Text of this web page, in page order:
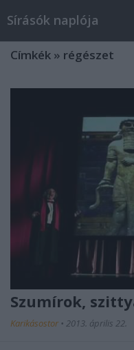
Sírásók naplója
Címkék » régészet
Szumírok,
Karikásostor • 2013. április 22.